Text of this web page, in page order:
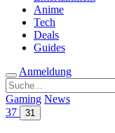
Anime
Tech
Deals
Guides
Anmeldung
Suche
nach:
Gaming News
37
31